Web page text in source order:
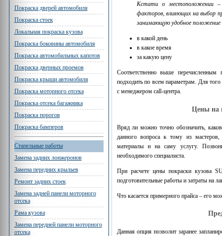
Покраска дверей автомобиля
Покраска стоек
Локальная покраска кузова
Покраска боковины автомобиля
Покраска автомобильных капотов
Покраска дверных проемов
Покраска крыши автомобиля
Покраска моторного отсека
Покраска отсека багажника
Покраска порогов
Покраска бамперов
Стапельные работы
Замена задних лонжеронов
Замена передних крыльев
Ремонт задних стоек
Замена задней панели моторного
отсека
Рама кузова
Замена передней панели моторного
отсека
Кстати о местоположении –
факторов, влияющих на выбор
занимающую удобное
в какой день
в какое время
за какую цену
Соответственно выше
подходить по всем параметрам. Для
с менеджером call-центра.
Цены на
Вряд ли можно точно обозначить,
данного вопроса к тому из
материалы и на саму услугу.
необходимого специалиста.
При расчете цены покраски кузова
подготовительные работы и затраты на
Что касается примерного прайса – его
Данная опция позволит заранее